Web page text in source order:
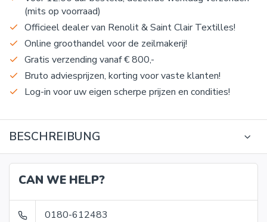
(mits op voorraad)
Officieel dealer van Renolit & Saint Clair Textilles!
Online groothandel voor de zeilmakerij!
Gratis verzending vanaf € 800,-
Bruto adviesprijzen, korting voor vaste klanten!
Log-in voor uw eigen scherpe prijzen en condities!
BESCHREIBUNG
CAN WE HELP?
0180-612483